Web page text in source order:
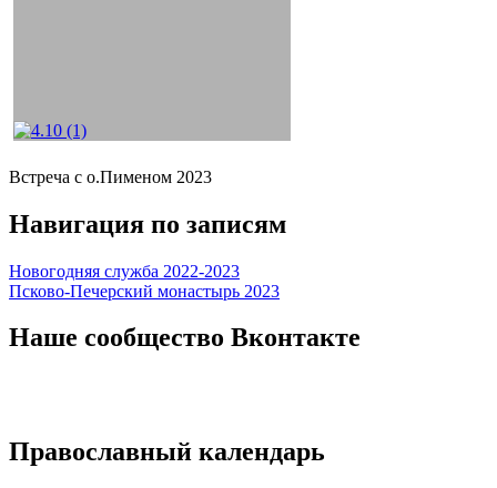
Встреча с о.Пименом 2023
Навигация по записям
Новогодняя служба 2022-2023
Псково-Печерский монастырь 2023
Наше сообщество Вконтакте
Православный календарь